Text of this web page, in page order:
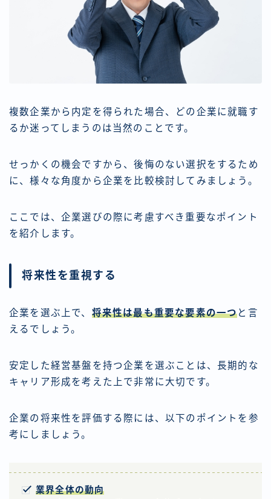
複数企業から内定を得られた場合、どの企業に就職す
るか迷ってしまうのは当然のことです。
せっかくの機会ですから、後悔のない選択をするため
に、様々な角度から企業を比較検討してみましょう。
ここでは、企業選びの際に考慮すべき重要なポイント
を紹介します。
将来性を重視する
企業を選ぶ上で、 将来性は最も重要な要素の一つと言
えるでしょう。
安定した経営基盤を持つ企業を選ぶことは、長期的な
キャリア形成を考えた上で非常に大切です。
企業の将来性を評価する際には、以下のポイントを参
考にしましょう。
業界全体の動向